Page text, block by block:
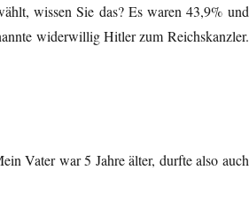
wissen Sie das? Es waren 43,9% und
widerwillig Hitler zum Reichskanzler.
Vater war 5 Jahre älter, durfte also auch